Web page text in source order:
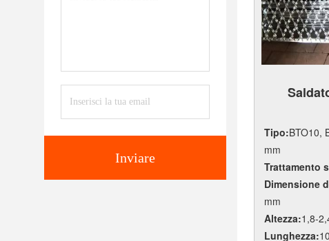
Inviare
Tipo:BTO10,
mm
Trattamento
Dimensione
mm
Altezza:1,8-
Lunghezza: